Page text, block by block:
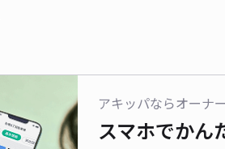
アキッパならオーナ
スマホでかん